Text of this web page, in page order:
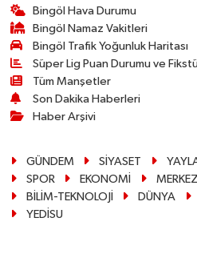
Bingöl Hava Durumu
Bingöl Namaz Vakitleri
Bingöl Trafik Yoğunluk Haritası
Süper Lig Puan Durumu ve
Tüm Manşetler
Son Dakika Haberleri
Haber Arşivi
GÜNDEM SİYASET
SPOR
EKONOMİ MERKEZ
BİLİM-TEKNOLOJİ
DÜNYA
YEDİSU